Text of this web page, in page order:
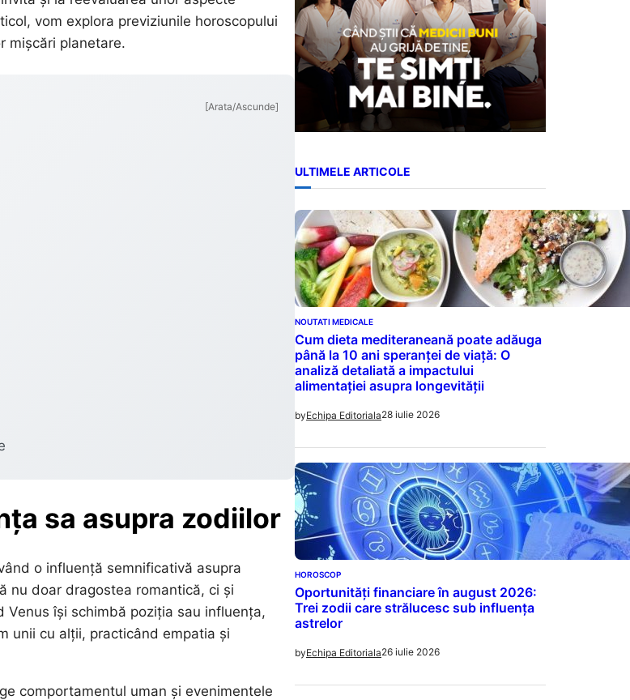
vom explora previziunile horoscopului
mișcări planetare.
[Arata/Ascunde]
sa asupra zodiilor
o influență semnificativă asupra
nu doar dragostea romantică, ci și
își schimbă poziția sau influența,
unii cu alții, practicând empatia și
comportamentul uman și evenimentele
ULTIMELE ARTICOLE
NOUTATI MEDICALE
Cum dieta mediteraneană poate adăuga
până la 10 ani speranței de viață: O
analiză detaliată a impactului
alimentației asupra longevității
byEchipa Editoriala28 iulie 2026
HOROSCOP
Oportunități financiare în august 2026:
Trei zodii care strălucesc sub influența
astrelor
byEchipa Editoriala26 iulie 2026